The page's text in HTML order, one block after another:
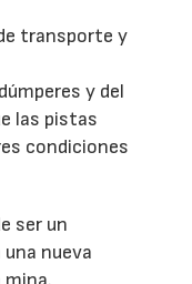
transporte y
y del
las pistas
condiciones
ser un
nueva